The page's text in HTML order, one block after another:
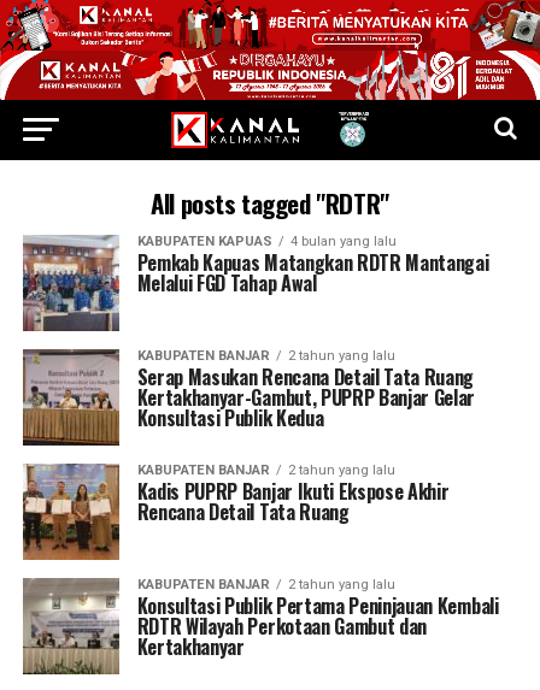
All posts tagged "RDTR"
KABUPATEN KAPUAS 4 bulan yang lalu
Pemkab Kapuas Matangkan RDTR Mantangai
Melalui FGD Tahap Awal
KABUPATEN BANJAR 2 tahun yang lalu
Serap Masukan Rencana Detail Tata Ruang
Kertakhanyar-Gambut, PUPRP Banjar Gelar
Konsultasi Publik Kedua
KABUPATEN BANJAR 2 tahun yang lalu
Kadis PUPRP Banjar Ikuti Ekspose Akhir
Rencana Detail Tata Ruang
KABUPATEN BANJAR 2 tahun yang lalu
Konsultasi Publik Pertama Peninjauan Kembali
RDTR Wilayah Perkotaan Gambut dan
Kertakhanyar